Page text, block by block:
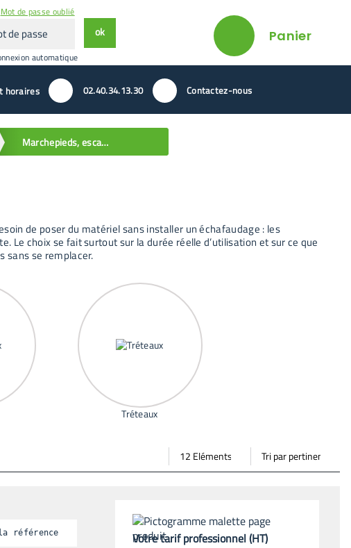
automatique
Mot de passe oublié
ok Panier
horaires 02.40.34.13.30 Contactez-nous
Marchepieds, escabeaux, tréteaux
de poser du matériel sans installer un échafaudage : les
Le choix se fait surtout sur la durée réelle d’utilisation et sur ce que
sans se remplacer.
Tréteaux
Mode vignette
Mode bande
Par
page
Trier
par
référence Votre tarif professionnel (HT)